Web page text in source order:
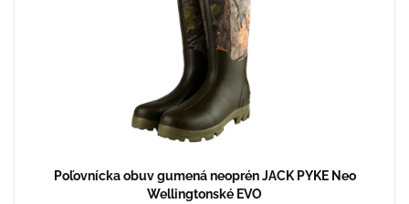
Poľovnícka obuv gumená neoprén JACK PYKE Neo
Wellingtonské EVO